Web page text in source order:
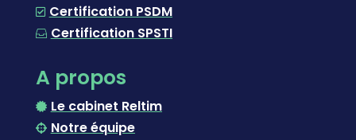
 Certification PSDM
 Certification SPSTI
A propos
 Le cabinet Reltim
 Notre équipe